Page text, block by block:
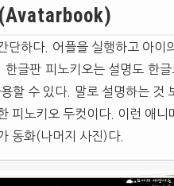
단하다. 어플을 실행하고 아이
한글판 피노키오는 설명도 한
할 수 있다. 말로 설명하는 것
피노키오 두컷이다. 이런 애
동화(나머지 사진)다.